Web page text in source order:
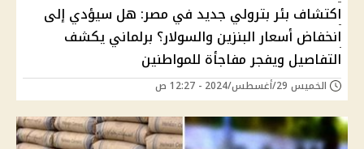
اكتشاف بئر بترولي جديد في مصر: هل سيؤدي إلى
انخفاض أسعار البنزين والسولار؟ برلماني يكشف
التفاصيل ويفجر مفاجأة للمواطنين
الخميس 29/أغسطس/2024 - 12:27 ص